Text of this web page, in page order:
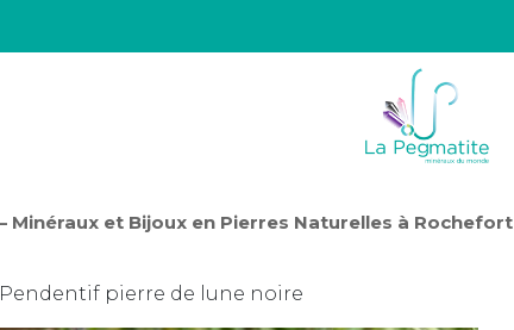
Minéraux et Bijoux en Pierres Naturelles à Rochefort
pierre de lune noire